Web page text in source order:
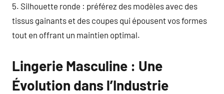
5. Silhouette ronde : préférez des modèles avec des
tissus gainants et des coupes qui épousent vos formes
tout en offrant un maintien optimal.
Lingerie Masculine : Une
Évolution dans l’Industrie